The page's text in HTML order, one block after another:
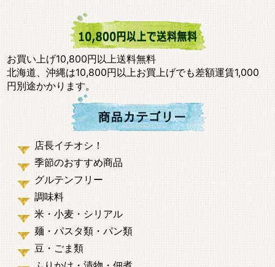
お買い上げ10,800円以上送料無料
北海道、沖縄は10,800円以上お買上げでも差額運賃1,000
円別途かかります。
店長イチオシ！
季節のおすすめ商品
グルテンフリー
調味料
米・小麦・シリアル
麺・パスタ類・パン類
豆・ごま類